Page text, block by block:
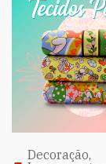
Decoração,